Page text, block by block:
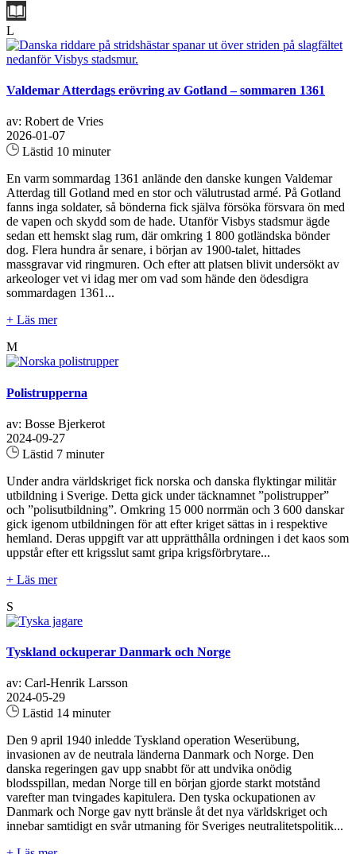
L
Valdemar Atterdags erövring av Gotland – sommaren 1361
av: Robert de Vries
2026-01-07
Lästid 10 minuter
En varm sommardag 1361 anlände den danske kungen Valdemar
Atterdag till Gotland med en stor och välutrustad armé. På Gotland
fanns inga soldater, så bönderna fick själva försöka försvara ön med
de vapen och skydd som de hade. Utanför Visbys stadsmur ägde
sedan ett hemskt slag rum, där omkring 1 800 gotländska bönder
dog. Flera hundra år senare, i början av 1900-talet, hittades
massgravar vid ringmuren. Och efter att platsen blivit undersökt av
arkeologer vet vi idag mer om vad som hände den ödesdigra
sommardagen 1361...
+ Läs mer
M
Polistrupperna
av: Bosse Bjerkerot
2024-09-27
Lästid 7 minuter
Under andra världskriget fick norska och danska flyktingar militär
utbildning i Sverige. Detta gick under täcknamnet ”polistrupper”
och ”polisutbildning”. Omkring 15 000 norrmän och 3 600 danskar
gick igenom utbildningen för att efter kriget sättas in i respektive
hemland. Deras uppgift var att upprätthålla ordningen i det kaos som
uppstår efter ett krigsslut samt gripa krigsförbrytare...
+ Läs mer
S
Tyskland ockuperar Danmark och Norge
av: Carl-Henrik Larsson
2024-05-29
Lästid 14 minuter
Den 9 april 1940 inledde Tyskland operation Weserübung,
invasionen av de neutrala länderna Danmark och Norge. Den
danska regeringen gav upp snabbt för att undvika onödig
blodsspillan, medan Norge till en början gjorde starkt motstånd
varefter man tvingades kapitulera. Den tyska ockupationen av
Danmark och Norge gav nytt bränsle åt det nya världskriget och
innebar samtidigt en svår utmaning för Sveriges neutralitetspolitik...